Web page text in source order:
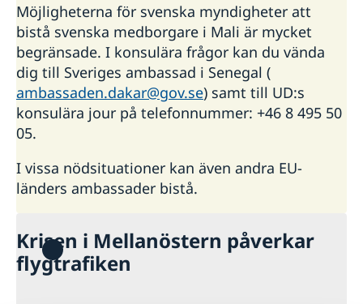
Möjligheterna för svenska myndigheter att
bistå svenska medborgare i Mali är mycket
begränsade. I konsulära frågor kan du vända
dig till Sveriges ambassad i Senegal (
ambassaden.dakar@gov.se) samt till UD:s
konsulära jour på telefonnummer: +46 8 495 50
05.
I vissa nödsituationer kan även andra EU-
länders ambassader bistå.
Krisen i Mellanöstern påverkar
flygtrafiken